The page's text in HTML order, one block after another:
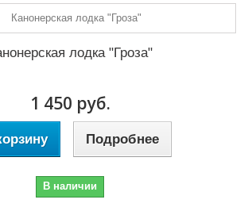
лодка "Гроза"
1 450 руб.
Подробнее
В наличии